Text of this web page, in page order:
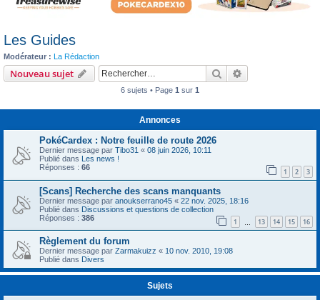
Les Guides
Modérateur : La Rédaction
Nouveau sujet Rechercher
6 sujets • Page 1 sur 1
Annonces
PokéCardex : Notre feuille de route 2026
Dernier message par Tibo31 « 08 juin 2026, 10:11
Publié dans Les news !
Réponses : 66 1 2 3
[Scans] Recherche des scans manquants
Dernier message par anoukserrano45 « 22 nov. 2025, 18:16
Publié dans Discussions et questions de collection
Réponses : 386 1 13 14 15 16
Règlement du forum
Dernier message par Zarmakuizz « 10 nov. 2010, 19:08
Publié dans Divers
Sujets